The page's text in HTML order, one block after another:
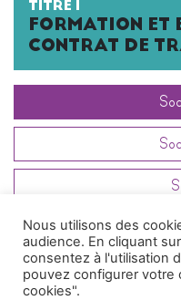
TITRE I
FORMATION ET
CONTRAT DE
Article141
Nous utilisons des
audience. En cliquant
consentez à l'utilisation
pouvez configurer votre
cookies".